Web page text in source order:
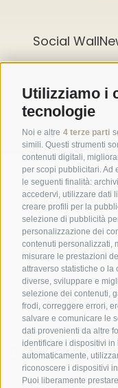
Utilizziamo i
tecnologie
Noi e altre 4 terze parti
simili. Questi strumenti
contenuti digitali,
per scopi pubblicitari. Ad
le seguenti finalità:
accedervi, utilizzare dati
creare profili per la
selezione di pubblicità
personalizzazione dei
contenuti personalizzati,
misurare le prestazioni
attraverso statistiche o
diverse, sviluppare e
selezione dei contenuti,
frodi, correggere errori,
salvare e comunicare le
dati provenienti da altre
identificare i dispositivi
automaticamente,
riconoscere i dispositivi
Puoi liberamente
Social Wall
Parte del
Intorno al bene più di
Dolomiti si trova un
ridotte e la ricchezza
maestosa cornice
loro suggestive
un’esperienza alpina